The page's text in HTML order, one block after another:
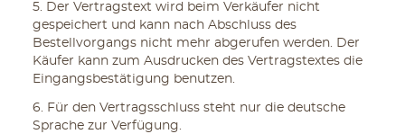
5. Der Vertragstext wird beim Verkäufer nicht
gespeichert und kann nach Abschluss des
Bestellvorgangs nicht mehr abgerufen werden. Der
Käufer kann zum Ausdrucken des Vertragstextes die
Eingangsbestätigung benutzen.
6. Für den Vertragsschluss steht nur die deutsche
Sprache zur Verfügung.